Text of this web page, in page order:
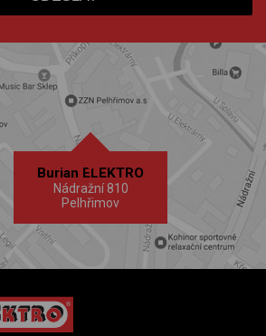
Burian ELEKTRO
Nádražní 810
Pelhřimov